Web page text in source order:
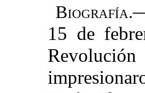
Biografía.
15 de